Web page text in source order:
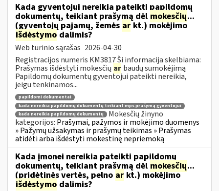
Kada gyventojui nereikia pateikti papildomų
dokumentų, teikiant prašymą dėl mokesčių...
(gyventojų pajamų, žemės ar kt.) mokėjimo
išdėstymo dalimis?
Web turinio sąrašas 2026-04-30
Registracijos numeris KM3817 Ši informacija skelbiama:
Prašymas išdėstyti mokesčių ar baudų sumokėjimą
Papildomų dokumentų gyventojui pateikti nereikia,
jeigu tenkinamos...
papildomi dokumentai
kada nereikia papildomų dokumentų teikiant mps prašymą gyventojui
kada nereikia papildomų dokumentų
Mokesčių žinyno
kategorijos: Prašymai, pažymos ir mokėjimo duomenys
» Pažymų užsakymas ir prašymų teikimas » Prašymas
atidėti arba išdėstyti mokestinę nepriemoką
Kada įmonei nereikia pateikti papildomų
dokumentų, teikiant prašymą dėl mokesčių...
(pridėtinės vertės, pelno ar kt.) mokėjimo
išdėstymo dalimis?